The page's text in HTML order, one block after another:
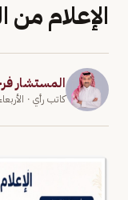
الإعلام من
المستشار
كاتب رأي · الأربعاء 20 مايو